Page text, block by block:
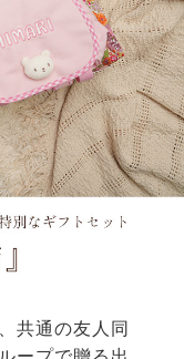
共通の友人同